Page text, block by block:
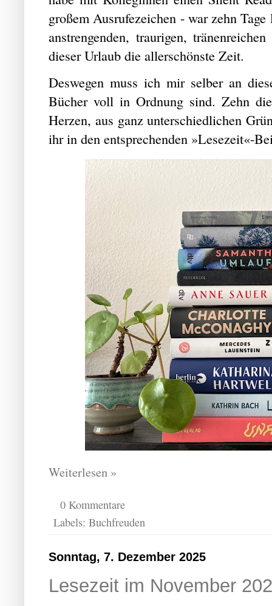
großem Ausrufezeichen - war zehn
anstrengenden, traurigen,
dieser Urlaub die allerschönste Zeit.
Deswegen muss ich mir selber an
Bücher voll in Ordnung sind. Zehn
Herzen, aus ganz unterschiedlichen
ihr in den entsprechenden »Lesezeit«-
Weiterlesen »
0 Kommentare
Labels: Buchfreuden
Sonntag, 7. Dezember 2025
Lesezeit im November